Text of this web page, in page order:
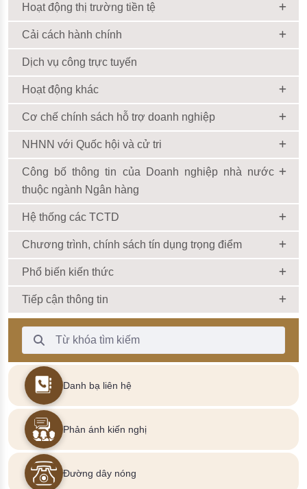
Hoạt động thị trường tiền tệ
Cải cách hành chính
Dịch vụ công trực tuyến
Hoạt động khác
Cơ chế chính sách hỗ trợ doanh nghiệp
NHNN với Quốc hội và cử tri
Công bố thông tin của Doanh nghiệp nhà nước
thuộc ngành Ngân hàng
Hệ thống các TCTD
Chương trình, chính sách tín dụng trọng điểm
Phổ biến kiến thức
Tiếp cận thông tin
Thanh Tìm kiếm
Danh bạ liên hệ
Phản ánh kiến nghị
Đường dây nóng